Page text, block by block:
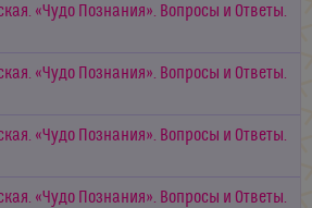
«Чудо Познания». Вопросы и Ответы.
«Чудо Познания». Вопросы и Ответы.
«Чудо Познания». Вопросы и Ответы.
«Чудо Познания». Вопросы и Ответы.